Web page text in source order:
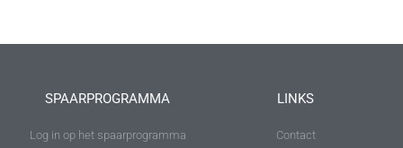
SPAARPROGRAMMA
Log in op het spaarprogramma
LINKS
Contact